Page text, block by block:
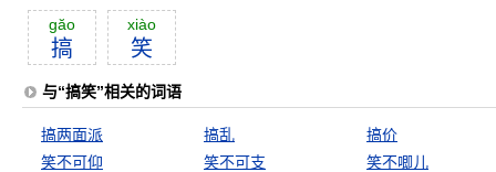
găo
搞
xiào
笑
与“搞笑”相关的词语
搞两面派 搞乱
搞价
笑不可仰
笑不可支 笑不唧儿